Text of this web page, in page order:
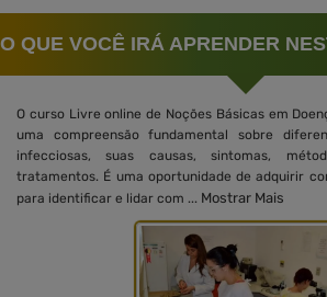
O QUE VOCÊ IRÁ APRENDER
O curso Livre online de Noções Básicas em
uma compreensão fundamental sobre
infecciosas, suas causas, sintomas,
tratamentos. É uma oportunidade de adquirir
para identificar e lidar com ... Mostrar Mais